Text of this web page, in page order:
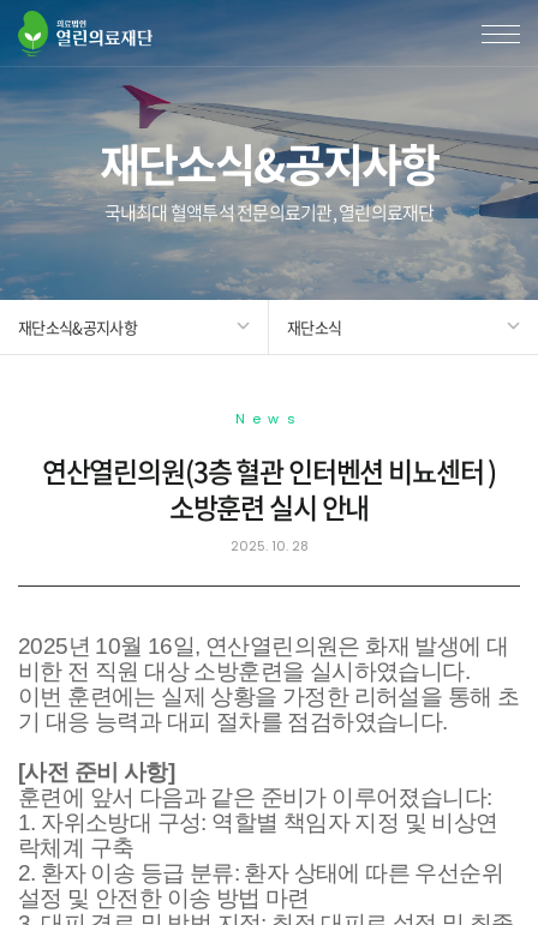
재단소식&공지사항
국내최대 혈액투석 전문의료기관, 열린의료재단
재단소식&공지사항 재단소식
News
연산열린의원(3층 혈관 인터벤션 비뇨센터 )
소방훈련 실시 안내
2025. 10. 28
2025년 10월 16일, 연산열린의원은 화재 발생에 대
비한 전 직원 대상 소방훈련을 실시하였습니다.
이번 훈련에는 실제 상황을 가정한 리허설을 통해 초
기 대응 능력과 대피 절차를 점검하였습니다.
[사전 준비 사항]
훈련에 앞서 다음과 같은 준비가 이루어졌습니다:
1. 자위소방대 구성: 역할별 책임자 지정 및 비상연
락체계 구축
2. 환자 이송 등급 분류: 환자 상태에 따른 우선순위
설정 및 안전한 이송 방법 마련